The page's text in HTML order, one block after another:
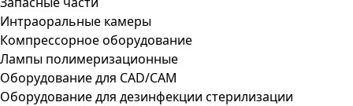
Интраоральные камеры
Компрессорное оборудование
Лампы полимеризационные
Оборудование для CAD/CAM
Оборудование для дезинфекции стерилизации